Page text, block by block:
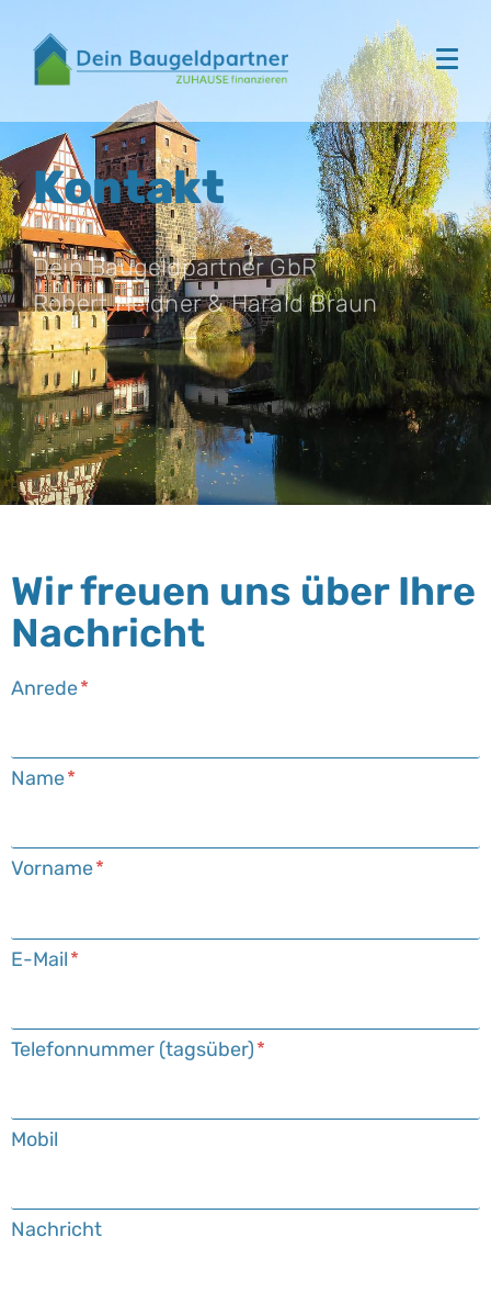
Kontakt
Dein Baugeldpartner GbR
Robert Heidner & Harald Braun
Wir freuen uns über Ihre
Nachricht
Anrede
Name
Vorname
E-Mail
Telefonnummer (tagsüber)
Mobil
Nachricht